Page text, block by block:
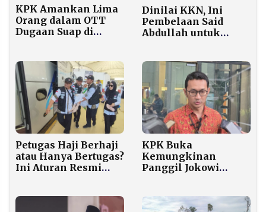
KPK Amankan Lima
Orang dalam OTT
Dugaan Suap di
Dinilai KKN, Ini
Pembelaan Said
Abdullah untuk
Petugas Haji Berhaji
atau Hanya Bertugas?
Ini Aturan Resmi
KPK Buka
Kemungkinan
Panggil Jokowi